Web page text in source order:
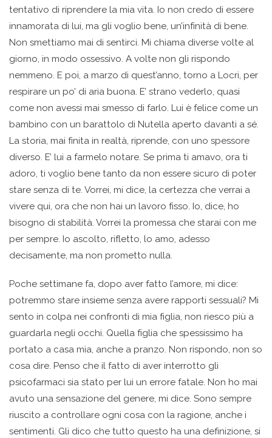
tentativo di riprendere la mia vita. Io non credo di essere
innamorata di lui, ma gli voglio bene, un’infinità di bene.
Non smettiamo mai di sentirci. Mi chiama diverse volte al
giorno, in modo ossessivo. A volte non gli rispondo
nemmeno. E poi, a marzo di quest’anno, torno a Locri, per
respirare un po’ di aria buona. E’ strano vederlo, quasi
come non avessi mai smesso di farlo. Lui è felice come un
bambino con un barattolo di Nutella aperto davanti a sé.
La storia, mai finita in realtà, riprende, con uno spessore
diverso. E’ lui a farmelo notare. Se prima ti amavo, ora ti
adoro, ti voglio bene tanto da non essere sicuro di poter
stare senza di te. Vorrei, mi dice, la certezza che verrai a
vivere qui, ora che non hai un lavoro fisso. Io, dice, ho
bisogno di stabilità. Vorrei la promessa che starai con me
per sempre. Io ascolto, rifletto, lo amo, adesso
decisamente, ma non prometto nulla.
Poche settimane fa, dopo aver fatto l’amore, mi dice:
potremmo stare insieme senza avere rapporti sessuali? Mi
sento in colpa nei confronti di mia figlia, non riesco più a
guardarla negli occhi. Quella figlia che spessissimo ha
portato a casa mia, anche a pranzo. Non rispondo, non so
cosa dire. Penso che il fatto di aver interrotto gli
psicofarmaci sia stato per lui un errore fatale. Non ho mai
avuto una sensazione del genere, mi dice. Sono sempre
riuscito a controllare ogni cosa con la ragione, anche i
sentimenti. Gli dico che tutto questo ha una definizione, si